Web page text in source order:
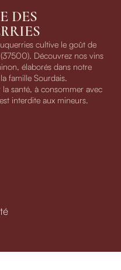
DES
cultive le goût de
Découvrez nos vins
élaborés dans notre
famille Sourdais.
santé, à consommer avec
interdite aux mineurs.